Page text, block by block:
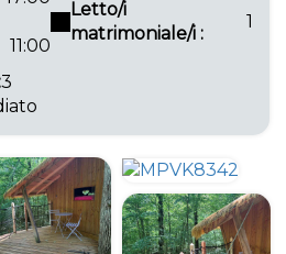
11:00
3
Letto/i
matrimoniale/i :
1